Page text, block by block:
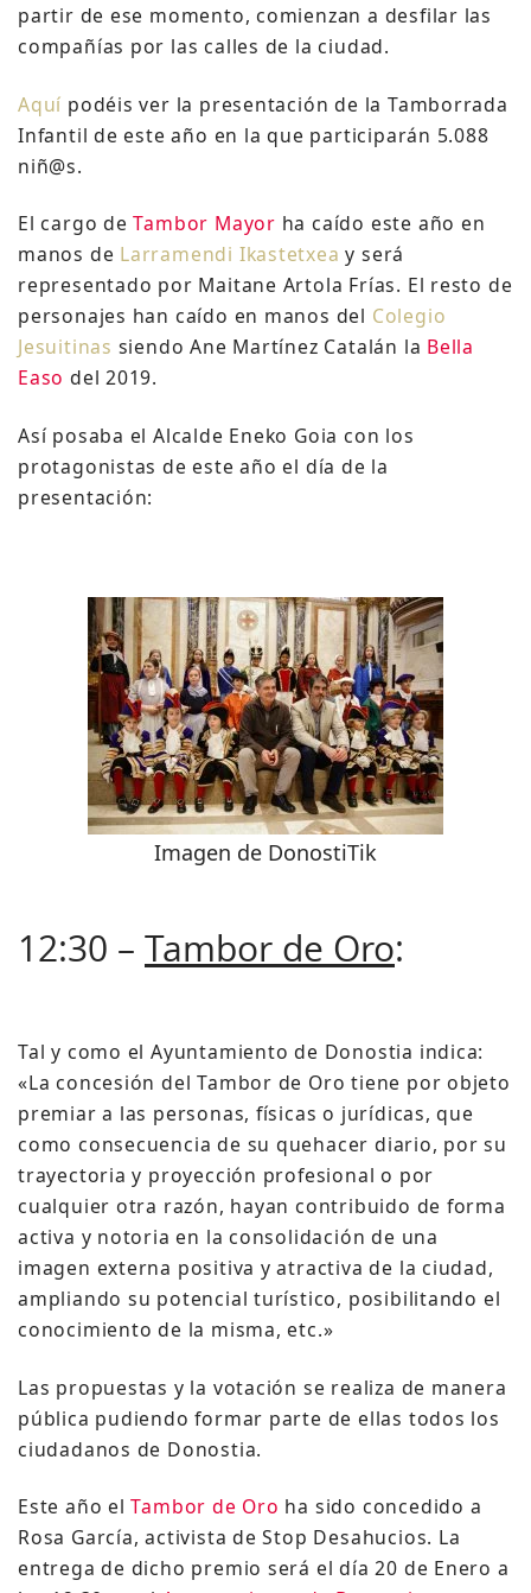
partir de ese momento, comienzan a desfilar las
compañías por las calles de la ciudad.
Aquí podéis ver la presentación de la Tamborrada
Infantil de este año en la que participarán 5.088
niñ@s.
El cargo deTambor Mayor ha caído este año en
manos de Larramendi Ikastetxea y será
representado por Maitane Artola Frías. El resto de
personajes han caído en manos del Colegio
Jesuitinas siendo Ane Martínez Catalán la Bella
Easo del 2019.
Así posaba el Alcalde Eneko Goia con los
protagonistas de este año el día de la
presentación:
Imagen de DonostiTik
12:30 – Tambor de Oro:
Tal y como el Ayuntamiento de Donostia indica:
«La concesión del Tambor de Oro tiene por objeto
premiar a las personas, físicas o jurídicas, que
como consecuencia de su quehacer diario, por su
trayectoria y proyección profesional o por
cualquier otra razón, hayan contribuido de forma
activa y notoria en la consolidación de una
imagen externa positiva y atractiva de la ciudad,
ampliando su potencial turístico, posibilitando el
conocimiento de la misma, etc.»
Las propuestas y la votación se realiza de manera
pública pudiendo formar parte de ellas todos los
ciudadanos de Donostia.
Este año elTambor de Oro ha sido concedido a
Rosa García, activista de Stop Desahucios. La
entrega de dicho premio será el día 20 de Enero a